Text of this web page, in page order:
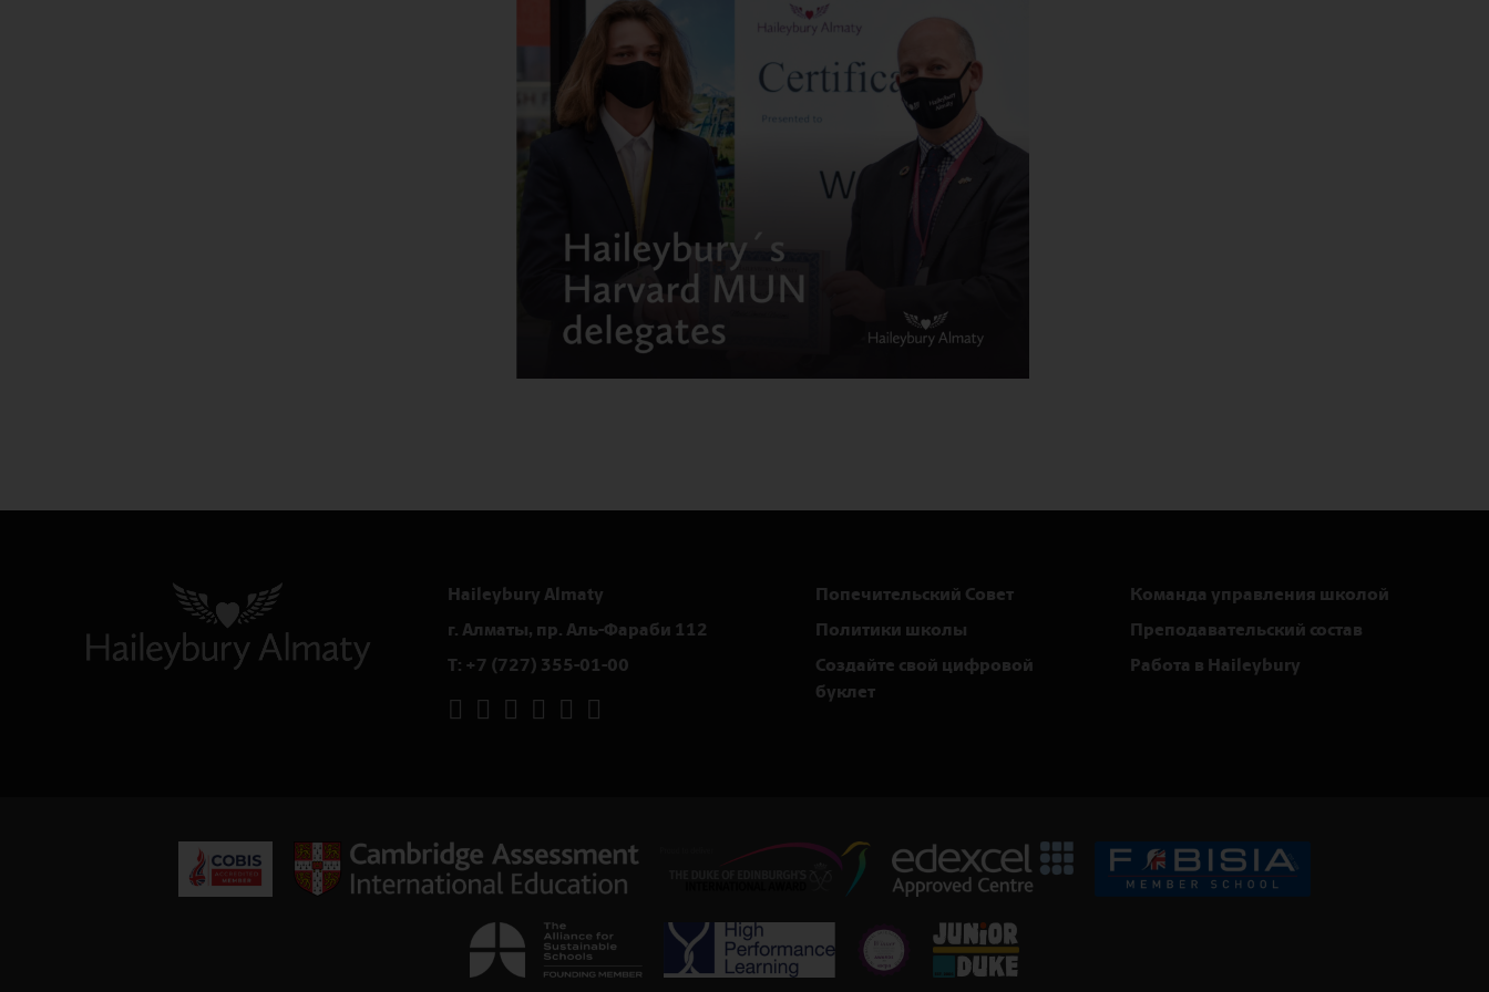
Haileybury Almaty
г. Алматы, пр. Аль-Фараби 112
T: +7 (727) 355-01-00
Попечительский Совет
Команда управления школой
Политики школы
Преподавательский состав
Создайте свой цифровой
буклет
Работа в Haileybury